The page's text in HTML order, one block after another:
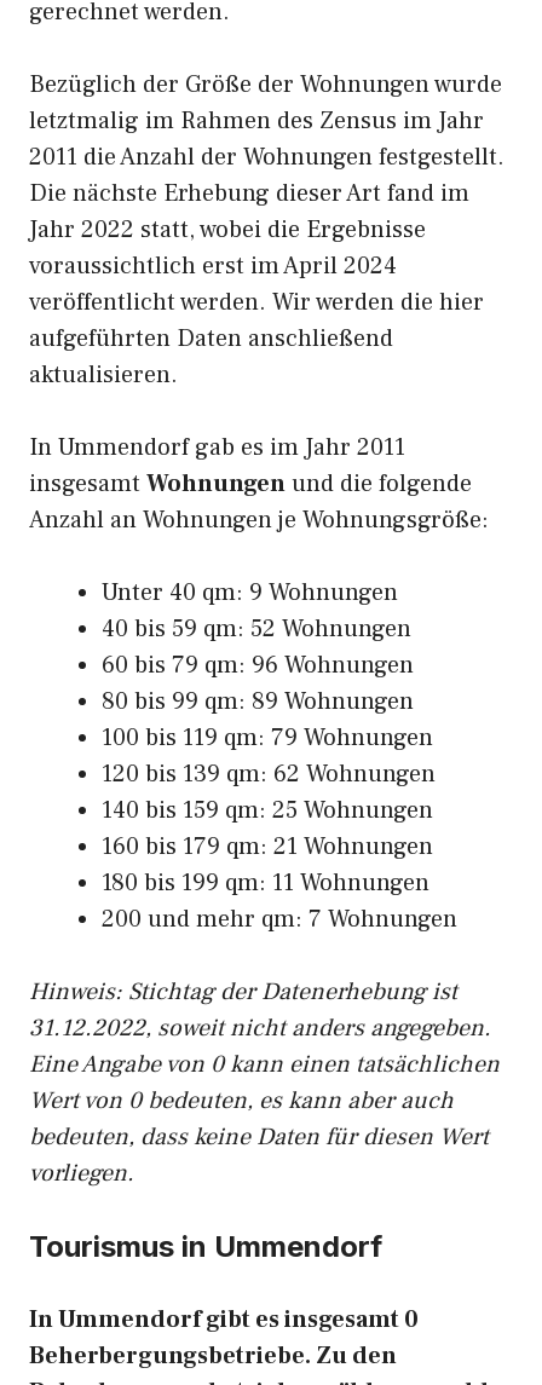
gerechnet werden.
Bezüglich der Größe der Wohnungen wurde
letztmalig im Rahmen des Zensus im Jahr
2011 die Anzahl der Wohnungen festgestellt.
Die nächste Erhebung dieser Art fand im
Jahr 2022 statt, wobei die Ergebnisse
voraussichtlich erst im April 2024
veröffentlicht werden. Wir werden die hier
aufgeführten Daten anschließend
aktualisieren.
In Ummendorf gab es im Jahr 2011
insgesamt Wohnungenund die folgende
Anzahl an Wohnungen je Wohnungsgröße:
Unter 40 qm: 9 Wohnungen
40 bis 59 qm: 52 Wohnungen
60 bis 79 qm: 96 Wohnungen
80 bis 99 qm: 89 Wohnungen
100 bis 119 qm: 79 Wohnungen
120 bis 139 qm: 62 Wohnungen
140 bis 159 qm: 25 Wohnungen
160 bis 179 qm: 21 Wohnungen
180 bis 199 qm: 11 Wohnungen
200 und mehr qm: 7 Wohnungen
Hinweis: Stichtag der Datenerhebung ist
31.12.2022, soweit nicht anders angegeben.
Eine Angabe von 0 kann einen tatsächlichen
Wert von 0 bedeuten, es kann aber auch
bedeuten, dass keine Daten für diesen Wert
vorliegen.
Tourismus in Ummendorf
In Ummendorf gibt es insgesamt 0
Beherbergungsbetriebe. Zu den